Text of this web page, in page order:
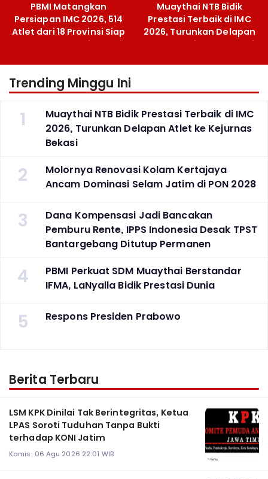
PBMI Matangkan
Persiapan IMC 2026, 514
Atlet dari 18 Provinsi Siap
Berlaga Besok di Bekasi
Muaythai NTB Bidik
Prestasi Terbaik di IMC
2026, Turunkan Delapan
Atlet ke Kejurnas Bekasi
Trending Minggu Ini
1
Muaythai NTB Bidik Prestasi Terbaik di IMC
2026, Turunkan Delapan Atlet ke Kejurnas
Bekasi
2
Molornya Renovasi Kolam Kertajaya
Ancam Dominasi Selam Jatim di PON 2028
3
Dana Kompensasi Jadi Bancakan
Pemburu Rente, IPPS Indonesia Desak TPST
Bantargebang Ditutup Permanen
4
PBMI Perkuat SDM Muaythai Berstandar
IFMA, LaNyalla Bidik Prestasi Dunia
5 Respons Presiden Prabowo
Berita Terbaru
LSM KPK Dinilai Tak Berintegritas, Ketua
LPAS Soroti Tuduhan Tanpa Bukti
terhadap KONI Jatim
Kamis, 06 Agu 2026 22:01 WIB